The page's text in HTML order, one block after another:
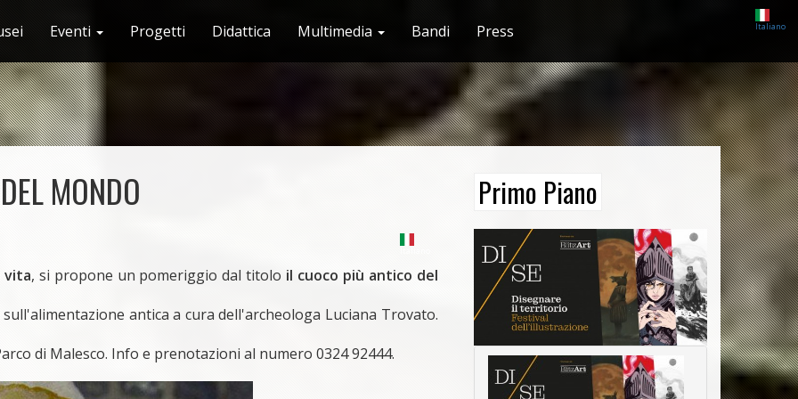
Eventi Progetti Didattica Multimedia Bandi Press Italiano
MONDO
vita, si propone un pomeriggio dal titolo il cuoco più antico del
antica a cura dell'archeologa Luciana Trovato.
di Malesco. Info e prenotazioni al numero 0324 92444.
Primo Piano